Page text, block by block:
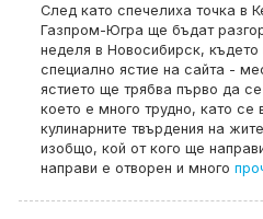
След като спечелиха точка в
Газпром-Югра ще бъдат
неделя в Новосибирск,
специално ястие на сайта -
ястието ще трябва първо да
което е много трудно, като се
кулинарните твърдения на
изобщо, кой от кого ще
направи е отворен и много